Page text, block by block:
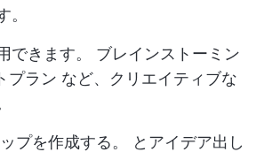
。
できます。 ブレインストーミン
プラン など、クリエイティブな
プを作成する。
とアイデア出し